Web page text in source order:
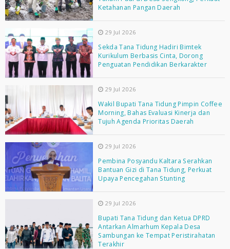
Ketahanan Pangan Daerah
29 Jul 2026
Sekda Tana Tidung Hadiri Bimtek
Kurikulum Berbasis Cinta, Dorong
Penguatan Pendidikan Berkarakter
29 Jul 2026
Wakil Bupati Tana Tidung Pimpin Coffee
Morning, Bahas Evaluasi Kinerja dan
Tujuh Agenda Prioritas Daerah
29 Jul 2026
Pembina Posyandu Kaltara Serahkan
Bantuan Gizi di Tana Tidung, Perkuat
Upaya Pencegahan Stunting
29 Jul 2026
Bupati Tana Tidung dan Ketua DPRD
Antarkan Almarhum Kepala Desa
Sambungan ke Tempat Peristirahatan
Terakhir